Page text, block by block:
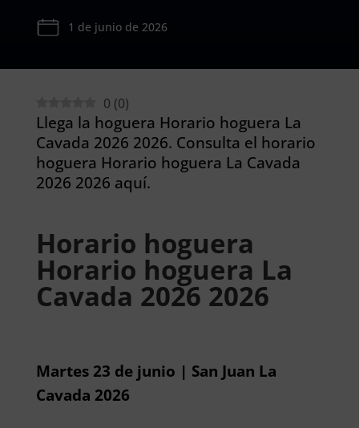
1 de junio de 2026
0 (0)
Llega la hoguera Horario hoguera La
Cavada 2026 2026. Consulta el horario
hoguera Horario hoguera La Cavada
2026 2026 aquí.
Horario hoguera
Horario hoguera La
Cavada 2026 2026
Martes 23 de junio | San Juan La
Cavada 2026